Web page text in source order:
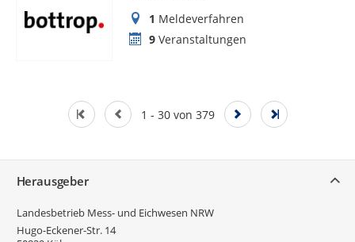
1 Meldeverfahren
9 Veranstaltungen
1 - 30 von 379
Herausgeber
Landesbetrieb Mess- und Eichwesen NRW
Hugo-Eckener-Str. 14